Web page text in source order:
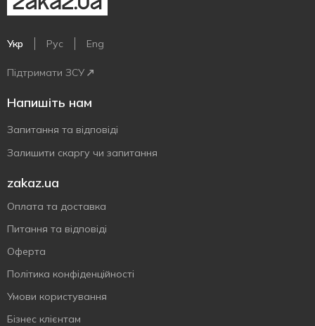
Укр Рус Eng
Підтримати ЗСУ
Напишіть нам
Запитання та відповіді
Залишити скаргу чи запитання
zakaz.ua
Оплата та доставка
Питання та відповіді
Оферта
Політика конфіденційності
Умови користування
Бізнес клієнтам